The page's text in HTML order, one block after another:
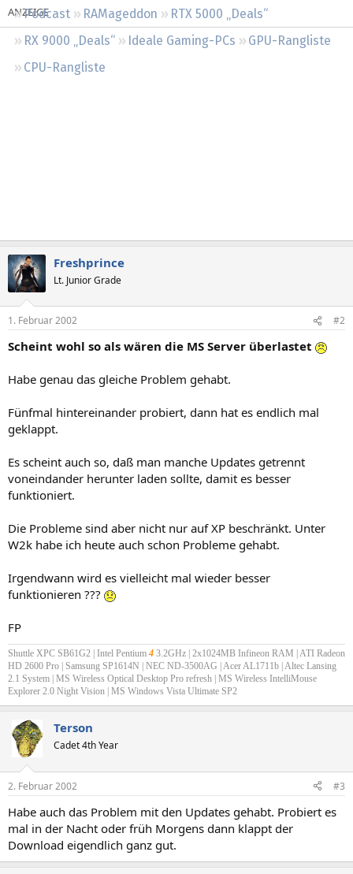
Podcast RAMageddon
RTX 5000 „Deals“
RX 9000 „Deals“
Ideale Gaming-PCs
GPU-Rangliste
CPU-Rangliste
Freshprince
Lt. Junior Grade
1. Februar 2002 #2
Scheint wohl so als wären die MS Server überlastet
Habe genau das gleiche Problem gehabt.
Fünfmal hintereinander probiert, dann hat es endlich mal
geklappt.
Es scheint auch so, daß man manche Updates getrennt
voneindander herunter laden sollte, damit es besser
funktioniert.
Die Probleme sind aber nicht nur auf XP beschränkt. Unter
W2k habe ich heute auch schon Probleme gehabt.
Irgendwann wird es vielleicht mal wieder besser
funktionieren ???
FP
Shuttle XPC SB61G2 | Intel Pentium 4 3.2GHz | 2x1024MB Infineon RAM | ATI Radeon
HD 2600 Pro | Samsung SP1614N | NEC ND-3500AG | Acer AL1711b | Altec Lansing
2.1 System | MS Wireless Optical Desktop Pro refresh | MS Wireless IntelliMouse
Explorer 2.0 Night Vision | MS Windows Vista Ultimate SP2
Terson
Cadet 4th Year
2. Februar 2002 #3
Habe auch das Problem mit den Updates gehabt. Probiert es
mal in der Nacht oder früh Morgens dann klappt der
Download eigendlich ganz gut.